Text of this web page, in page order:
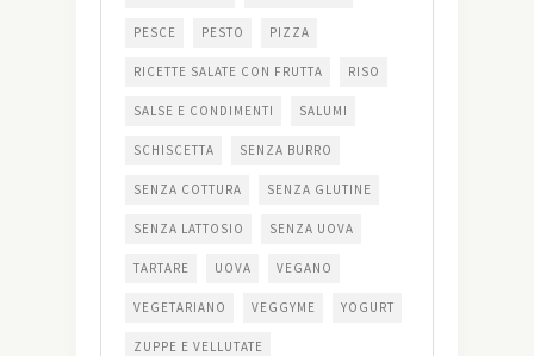
PESCE PESTO PIZZA
RICETTE SALATE CON FRUTTA RISO
SALSE E CONDIMENTI SALUMI
SCHISCETTA SENZA BURRO
SENZA COTTURA SENZA GLUTINE
SENZA LATTOSIO SENZA UOVA
TARTARE UOVA VEGANO
VEGETARIANO VEGGYME YOGURT
ZUPPE E VELLUTATE